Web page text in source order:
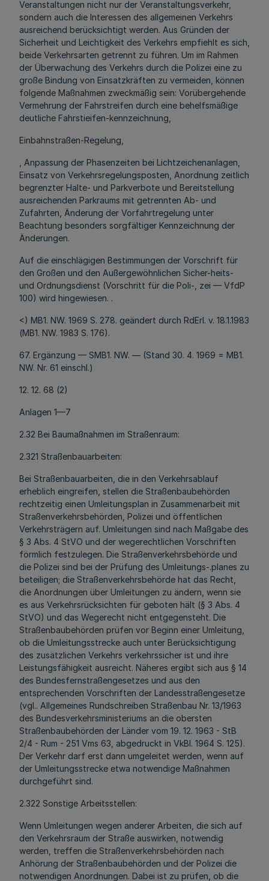
Veranstaltungen nicht nur der Veranstaltungsverkehr,
sondern auch die Interessen des allgemeinen Verkehrs
ausreichend berücksichtigt werden. Aus Gründen der
Sicherheit und Leichtigkeit des Verkehrs empfiehlt es sich,
beide Verkehrsarten getrennt zu führen. Um im Rahmen
der Überwachung des Verkehrs durch die Polizei eine zu
große Bindung von Einsatzkräften zu vermeiden, können
folgende Maßnahmen zweckmäßig sein: Vorübergehende
Vermehrung der Fahrstreifen durch eine behelfsmäßige
deutliche Fahrstieifen-kennzeichnung,
Einbahnstraßen-Regelung,
, Anpassung der Phasenzeiten bei Lichtzeichenanlagen,
Einsatz von Verkehrsregelungsposten, Anordnung zeitlich
begrenzter Halte- und Parkverbote und Bereitstellung
ausreichenden Parkraums mit getrennten Ab- und
Zufahrten, Änderung der Vorfahrtregelung unter
Beachtung besonders sorgfältiger Kennzeichnung der
Änderungen.
Auf die einschlägigen Bestimmungen der Vorschrift für
den Großen und den Außergewöhnlichen Sicher-heits-
und Ordnungsdienst (Vorschritt für die Poli-, zei — VfdP
100) wird hingewiesen. .
<) MB1. NW. 1969 S. 278. geändert durch RdErl. v. 18.1.1983
(MB1. NW. 1983 S. 176).
67. Ergänzung — SMB1. NW. — (Stand 30. 4. 1969 = MB1.
NW. Nr. 61 einschl.)
12. 12. 68 (2)
Anlagen 1—7
2.32 Bei Baumaßnahmen im Straßenraum:
2.321 Straßenbauarbeiten:
Bei Straßenbauarbeiten, die in den Verkehrsablauf
erheblich eingreifen, stellen die Straßenbaubehörden
rechtzeitig einen Umleitungsplan in Zusammenarbeit mit
Straßenverkehrsbehörden, Polizei und öffentlichen
Verkehrsträgern auf. Umleitungen sind nach Maßgabe des
§ 3 Abs. 4 StVO und der wegerechtlichen Vorschriften
förmlich festzulegen. Die Straßenverkehrsbehörde und
die Polizei sind bei der Prüfung des Umleitungs-.planes zu
beteiligen; die Straßenverkehrsbehörde hat das Recht,
die Anordnungen über Umleitungen zu ändern, wenn sie
es aus Verkehrsrücksichten für geboten hält (§ 3 Abs. 4
StVO) und das Wegerecht nicht entgegensteht. Die
Straßenbaubehörden prüfen vor Beginn einer Umleitung,
ob die Umleitungsstrecke auch unter Berücksichtigung
des zusätzlichen Verkehrs verkehrssicher ist und ihre
Leistungsfähigkeit ausreicht. Näheres ergibt sich aus § 14
des Bundesfernstraßengesetzes und aus den
entsprechenden Vorschriften der Landesstraßengesetze
(vgl.. Allgemeines Rundschreiben Straßenbau Nr. 13/1963
des Bundesverkehrsministeriums an die obersten
Straßenbaubehörden der Länder vom 19. 12. 1963 - StB
2/4 - Rum - 251 Vms 63, abgedruckt in VkBl. 1964 S. 125).
Der Verkehr darf erst dann umgeleitet werden, wenn auf
der Umleitungsstrecke etwa notwendige Maßnahmen
durchgeführt sind.
2.322 Sonstige Arbeitsstellen:
Wenn Umleitungen wegen anderer Arbeiten, die sich auf
den Verkehrsraum der Straße auswirken, notwendig
werden, treffen die Straßenverkehrsbehörden nach
Anhörung der Straßenbaubehörden und der Polizei die
notwendigen Anordnungen. Dabei ist zu prüfen, ob die